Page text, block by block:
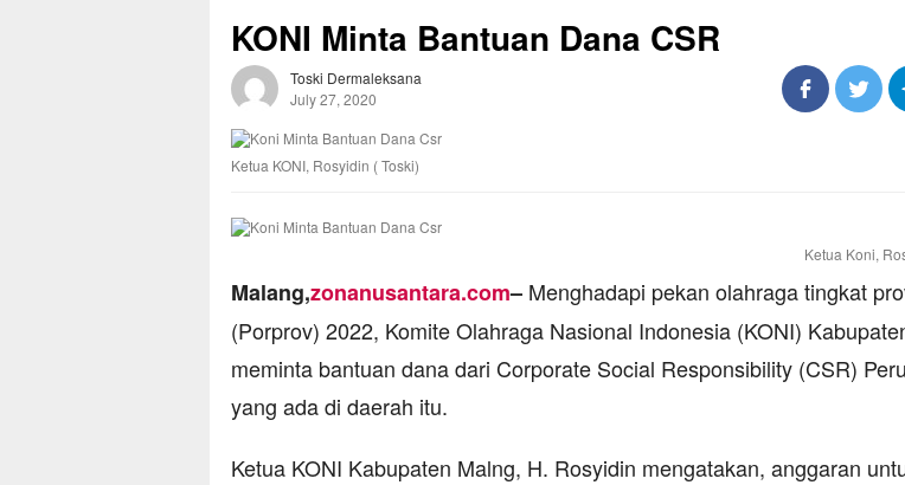
KONI Minta Bantuan Dana CSR
Toski Dermaleksana
July 27, 2020
Ketua KONI, Rosyidin ( Toski)
Ketua Koni,
Malang,zonanusantara.com– Menghadapi pekan olahraga tingkat
(Porprov) 2022, Komite Olahraga Nasional Indonesia (KONI)
meminta bantuan dana dari Corporate Social Responsibility (CSR)
yang ada di daerah itu.
Ketua KONI Kabupaten Malng, H. Rosyidin mengatakan, anggaran